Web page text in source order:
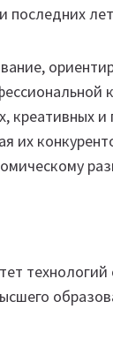
последних
креативных
их
технологий